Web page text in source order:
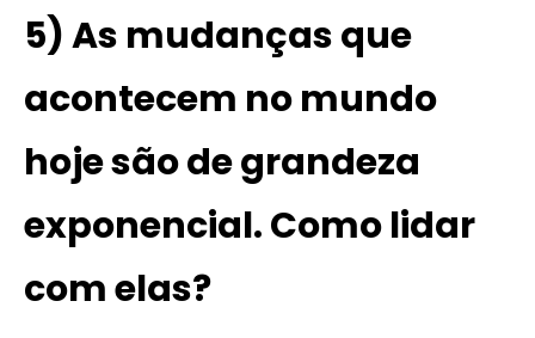
5)As mudanças que
acontecem no mundo
hoje são de grandeza
exponencial. Como lidar
com elas?